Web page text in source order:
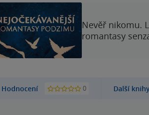
Nevěř nikomu.
romantasy
Hodnocení 0 Další